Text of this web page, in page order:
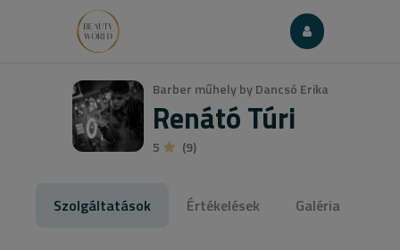
Barber műhely by Dancsó Erika
Renátó Túri
5 (9)
Szolgáltatások Értékelések Galéria